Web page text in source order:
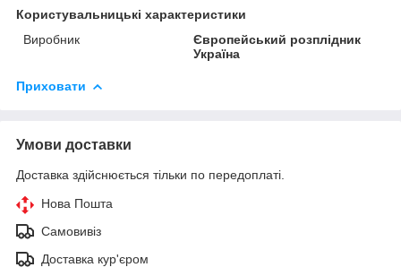
Користувальницькі характеристики
Виробник
Європейський розплідник
Україна
Приховати
Умови доставки
Доставка здійснюється тільки по передоплаті.
Нова Пошта
Самовивіз
Доставка кур'єром